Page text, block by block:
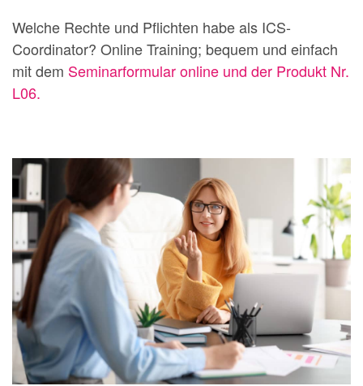
Welche Rechte und Pflichten habe als ICS-
Coordinator? Online Training; bequem und einfach
mit dem Seminarformular online und der Produkt Nr.
L06.